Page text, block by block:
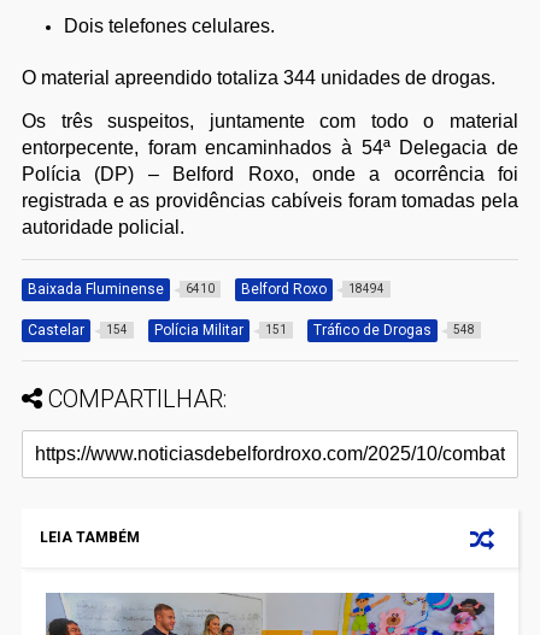
Dois telefones celulares.
O material apreendido totaliza 344 unidades de drogas.
Os três suspeitos, juntamente com todo o material
entorpecente, foram encaminhados à 54ª Delegacia de
Polícia (DP) – Belford Roxo, onde a ocorrência foi
registrada e as providências cabíveis foram tomadas pela
autoridade policial.
Baixada Fluminense 6410 Belford Roxo 18494
Castelar 154 Polícia Militar 151 Tráfico de Drogas 548
COMPARTILHAR:
LEIA TAMBÉM